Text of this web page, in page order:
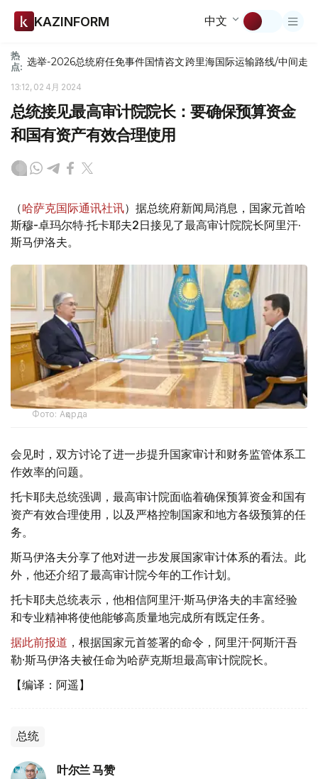
KAZINFORM 中文
热
点: 选举-2026总统府任免事件国情咨文跨里海国际运输路线/中间走廊
13:12, 02 4月 2024
总统接见最高审计院院长：要确保预算资金
和国有资产有效合理使用
（哈萨克国际通讯社讯）据总统府新闻局消息，国家元首哈
斯穆-卓玛尔特·托卡耶夫2日接见了最高审计院院长阿里汗·
斯马伊洛夫。
Фото: Ақорда
会见时，双方讨论了进一步提升国家审计和财务监管体系工
作效率的问题。
托卡耶夫总统强调，最高审计院面临着确保预算资金和国有
资产有效合理使用，以及严格控制国家和地方各级预算的任
务。
斯马伊洛夫分享了他对进一步发展国家审计体系的看法。此
外，他还介绍了最高审计院今年的工作计划。
托卡耶夫总统表示，他相信阿里汗·斯马伊洛夫的丰富经验
和专业精神将使他能够高质量地完成所有既定任务。
据此前报道 ，根据国家元首签署的命令，阿里汗·阿斯汗吾
勒·斯马伊洛夫被任命为哈萨克斯坦最高审计院院长。
【编译：阿遥】
总统
叶尔兰 马赞